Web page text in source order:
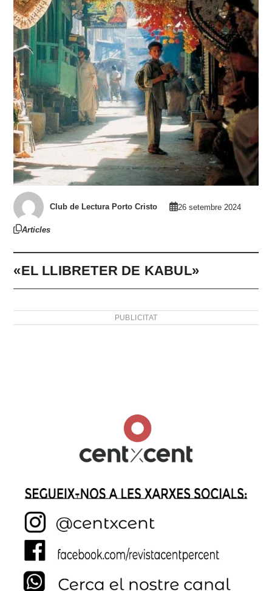
Club de Lectura Porto Cristo 26 setembre 2024
Articles
«EL LLIBRETER DE KABUL»
PUBLICITAT